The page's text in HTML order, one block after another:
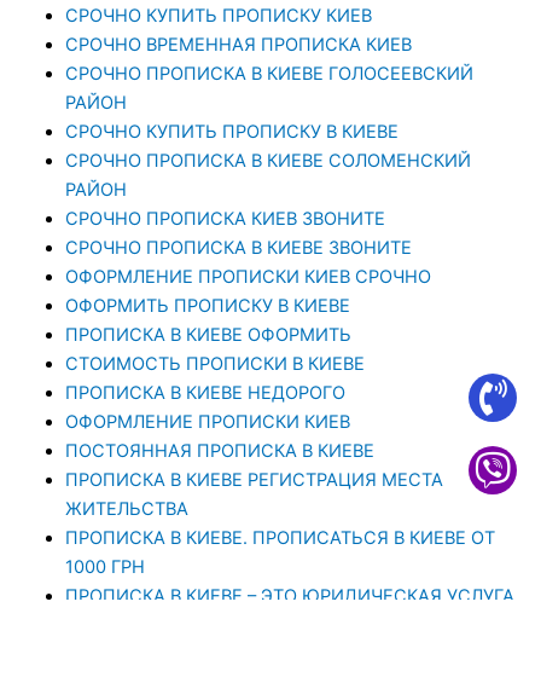
СРОЧНО КУПИТЬ ПРОПИСКУ КИЕВ
СРОЧНО ВРЕМЕННАЯ ПРОПИСКА КИЕВ
СРОЧНО ПРОПИСКА В КИЕВЕ ГОЛОСЕЕВСКИЙ
РАЙОН
СРОЧНО КУПИТЬ ПРОПИСКУ В КИЕВЕ
CРОЧНО ПРОПИСКА В КИЕВЕ СОЛОМЕНСКИЙ
РАЙОН
СРОЧНО ПРОПИСКА КИЕВ ЗВОНИТЕ
СРОЧНО ПРОПИСКА В КИЕВЕ ЗВОНИТЕ
ОФОРМЛЕНИЕ ПРОПИСКИ КИЕВ СРОЧНО
ОФОРМИТЬ ПРОПИСКУ В КИЕВЕ
ПРОПИСКА В КИЕВЕ ОФОРМИТЬ
СТОИМОСТЬ ПРОПИСКИ В КИЕВЕ
ПРОПИСКА В КИЕВЕ НЕДОРОГО
ОФОРМЛЕНИЕ ПРОПИСКИ КИЕВ
ПОСТОЯННАЯ ПРОПИСКА В КИЕВЕ
ПРОПИСКА В КИЕВЕ РЕГИСТРАЦИЯ МЕСТА
ЖИТЕЛЬСТВА
ПРОПИСКА В КИЕВЕ. ПРОПИСАТЬСЯ В КИЕВЕ ОТ
1000 ГРН
ПРОПИСКА В КИЕВЕ – ЭТО ЮРИДИЧЕСКАЯ УСЛУГА,